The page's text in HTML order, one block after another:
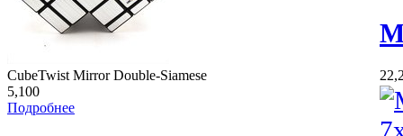
CubeTwist Mirror Double-Siamese
5,100
Подробнее